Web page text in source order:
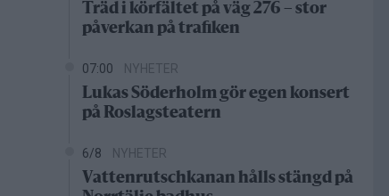
Träd i körfältet på väg 276 – stor
påverkan på trafiken
07:00 NYHETER
Lukas Söderholm gör egen konsert
på Roslagsteatern
6/8 NYHETER
Vattenrutschkanan hålls stängd på